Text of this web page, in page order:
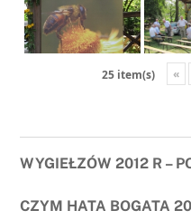
25 item(s) «
WYGIEŁZÓW 2012 R –
CZYM HATA BOGATA